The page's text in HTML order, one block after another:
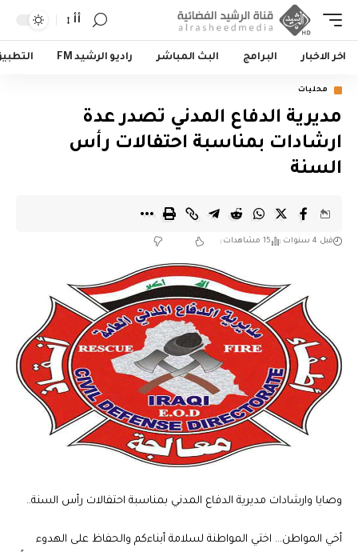
أأ
اخر الاخبار البرامج البث المباشر راديو الرشيد FM
محليات
مديرية الدفاع المدني تصدر عدة
ارشادات بمناسبة احتفالات رأس
السنة
قبل 4 سنوات 15 مشاهدات
وصايا وارشادات مديرية الدفاع المدني بمناسبة احتفالات رأس السنة..
أخي المواطن… اختي المواطنة لسلامة أبناءكم والحفاظ على الهدوء